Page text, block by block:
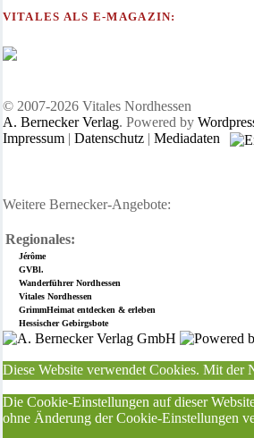
VITALES ALS E-MAGAZIN:
© 2007-2026 Vitales Nordhessen
A. Bernecker Verlag. Powered by
Impressum| Datenschutz| Mediadaten
Weitere Bernecker-Angebote:
Regionales:
Jérôme
GVBl.
Wanderführer Nordhessen
Vitales Nordhessen
GrimmHeimat entdecken & erleben
Hessischer Gebirgsbote
Diese Website verwendet Cookies. Mit der
Die Cookie-Einstellungen auf dieser
ohne Änderung der Cookie-Einstellungen